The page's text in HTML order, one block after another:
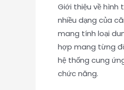
Giới thiệu về hình
nhiều dạng của
mang tính loại
hợp mang từng
hệ thống cung
chức năng.